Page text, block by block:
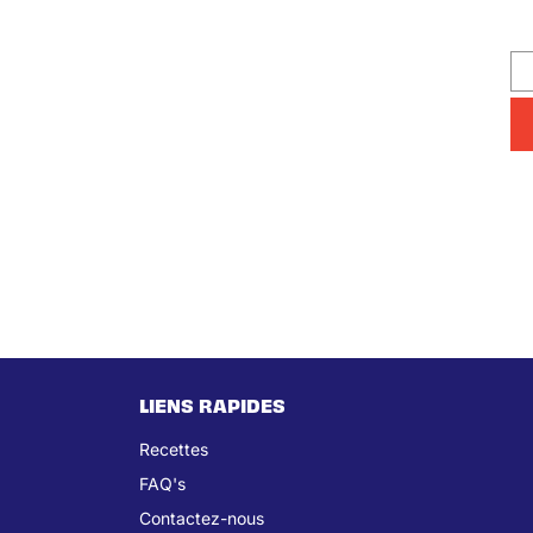
LIENS RAPIDES
Recettes
FAQ's
Contactez-nous